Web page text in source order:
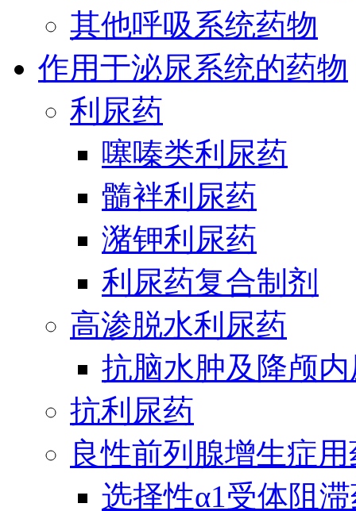
其他呼吸系统药物
作用于泌尿系统的药物
利尿药
噻嗪类利尿药
髓袢利尿药
潴钾利尿药
利尿药复合制剂
高渗脱水利尿药
抗脑水肿及降颅
抗利尿药
良性前列腺增生症
选择性α1受体阻